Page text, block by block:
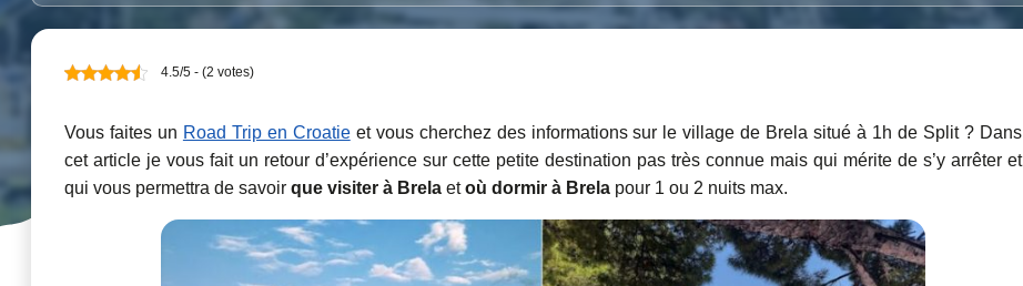
4.5/5 - (2 votes)
Vous faites un Road Trip en Croatieet vous cherchez des informations sur le village de Brela situé à 1h de Split ? Dans
cet article je vous fait un retour d’expérience sur cette petite destination pas très connue mais qui mérite de s’y arrêter et
qui vous permettra de savoir que visiter à Brela etoù dormir à Brela pour 1 ou 2 nuits max.